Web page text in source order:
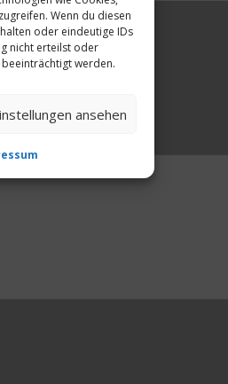
Wenn du diesen
oder eindeutige IDs
nicht erteilst oder
werden.
ansehen